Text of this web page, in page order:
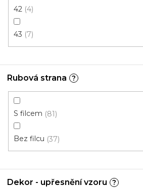
42 4
43 7
Rubová strana ?
S filcem 81
Bez filcu 37
Dekor - upřesnění vzoru ?
189 Kč
Akce